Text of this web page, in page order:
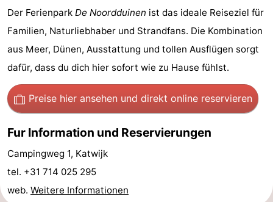
Leiden
Bollenstreek
-
Natur
Hollands
Duin
Noordwijk
-
Scheveningen
-
Den
Haag
-
Rotterdam
-
Der Ferienpark De Noordduinen ist das ideale Reiseziel für
Familien, Naturliebhaber und Strandfans. Die Kombination
aus Meer, Dünen, Ausstattung und tollen Ausflügen sorgt
dafür, dass du dich hier sofort wie zu Hause fühlst.
Preise hier ansehen und direkt online reservieren
Fur Information und Reservierungen
Campingweg 1, Katwijk
tel. +31 714 025 295
web. Weitere Informationen